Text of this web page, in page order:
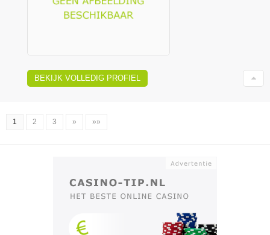
BEKIJK VOLLEDIG PROFIEL
1 2 3 » »»